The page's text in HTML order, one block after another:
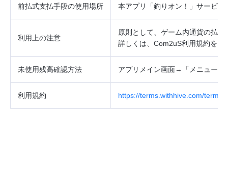
前払式支払手段の使用場所 本アプリ「釣りオン！」サービ
利用上の注意
原則として、ゲーム内通貨の払
詳しくは、 Com2uS利用規約をご
未使用残高確認方法 アプリメイン画面→「メニュー
利用規約 https://terms.withhive.com/terms/